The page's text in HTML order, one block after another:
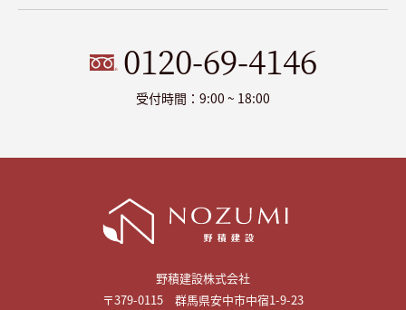
0120-69-4146
受付時間：9:00 ~ 18:00
野積建設株式会社
〒379-0115 群馬県安中市中宿1-9-23